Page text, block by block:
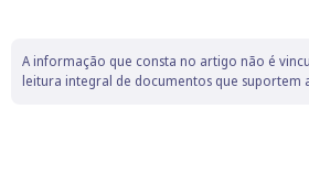
A informação que consta no artigo não é
leitura integral de documentos que suportem